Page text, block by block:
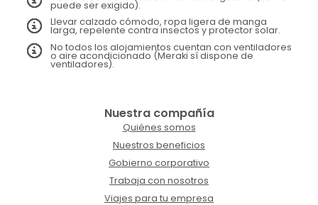
puede ser exigido).
Llevar calzado cómodo, ropa ligera de manga
larga, repelente contra insectos y protector solar.
No todos los alojamientos cuentan con ventiladores
o aire acondicionado (Meraki sí dispone de
ventiladores).
Nuestra compañía
Quiénes somos
Nuestros beneficios
Gobierno corporativo
Trabaja con nosotros
Viajes para tu empresa